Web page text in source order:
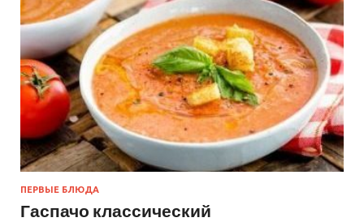
ПЕРВЫЕ БЛЮДА
Гаспачо классический